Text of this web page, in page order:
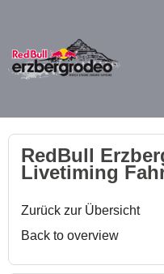
RedBull
Livetiming
Zurück zur Übersicht
Back to overview